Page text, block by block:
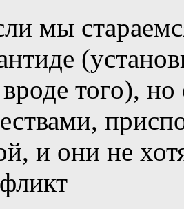
мы
того),
и они не